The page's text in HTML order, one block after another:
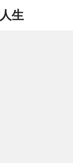
生